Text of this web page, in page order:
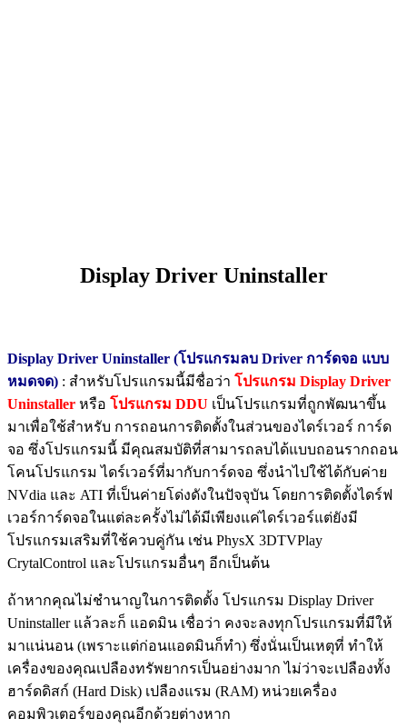
Display Driver Uninstaller
Display Driver Uninstaller (โปรแกรมลบ Driver การ์ดจอ แบบ
หมดจด) : สำหรับโปรแกรมนี้มีชื่อว่า โปรแกรม Display Driver
Uninstaller หรือ โปรแกรม DDU เป็นโปรแกรมที่ถูกพัฒนาขึ้น
มาเพื่อใช้สำหรับ การถอนการติดตั้งในส่วนของไดร์เวอร์ การ์ด
จอ ซึ่งโปรแกรมนี้ มีคุณสมบัติที่สามารถลบได้แบบถอนรากถอน
โคนโปรแกรม ไดร์เวอร์ที่มากับการ์ดจอ ซึ่งนำไปใช้ได้กับค่าย
NVdia และ ATI ที่เป็นค่ายโด่งดังในปัจจุบัน โดยการติดตั้งไดร์ฟ
เวอร์การ์ดจอในแต่ละครั้งไม่ได้มีเพียงแค่ไดร์เวอร์แต่ยังมี
โปรแกรมเสริมที่ใช้ควบคู่กัน เช่น PhysX 3DTVPlay
CrytalControl และโปรแกรมอื่นๆ อีกเป็นต้น
ถ้าหากคุณไม่ชำนาญในการติดตั้ง โปรแกรม Display Driver
Uninstaller แล้วละก็ แอดมิน เชื่อว่า คงจะลงทุกโปรแกรมที่มีให้
มาแน่นอน (เพราะแต่ก่อนแอดมินก็ทำ) ซึ่งนั่นเป็นเหตุที่ ทำให้
เครื่องของคุณเปลืองทรัพยากรเป็นอย่างมาก ไม่ว่าจะเปลืองทั้ง
ฮาร์ดดิสก์ (Hard Disk) เปลืองแรม (RAM) หน่วยเครื่อง
คอมพิวเตอร์ของคุณอีกด้วยต่างหาก